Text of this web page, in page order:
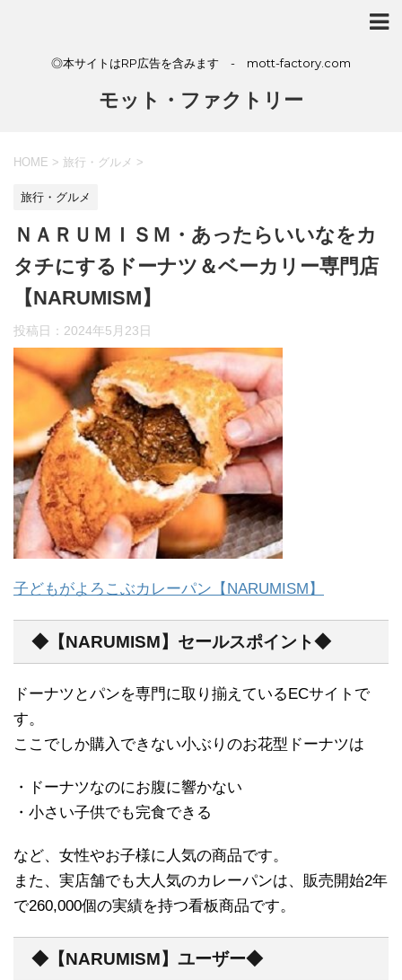
◎本サイトはRP広告を含みます - mott-factory.com
モット・ファクトリー
HOME > 旅行・グルメ >
旅行・グルメ
ＮＡＲＵＭＩＳＭ・あったらいいなをカ
タチにするドーナツ＆ベーカリー専門店
【NARUMISM】
投稿日： 2024年5月23日
子どもがよろこぶカレーパン【NARUMISM】
◆【NARUMISM】セールスポイント◆
ドーナツとパンを専門に取り揃えているECサイトで
す。
ここでしか購入できない小ぶりのお花型ドーナツは
・ドーナツなのにお腹に響かない
・小さい子供でも完食できる
など、女性やお子様に人気の商品です。
また、実店舗でも大人気のカレーパンは、販売開始2年
で260,000個の実績を持つ看板商品です。
◆【NARUMISM】ユーザー◆